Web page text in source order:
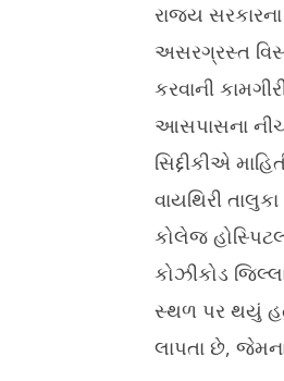
રાજ્ય
અસરગ્રસ્ત
કરવાની
આસપાસના
સિદ્દીકીએ
વાયથિરી
કોલેજ
કોઝીકોડ
સ્થળ પર થયું
લાપતા છે,